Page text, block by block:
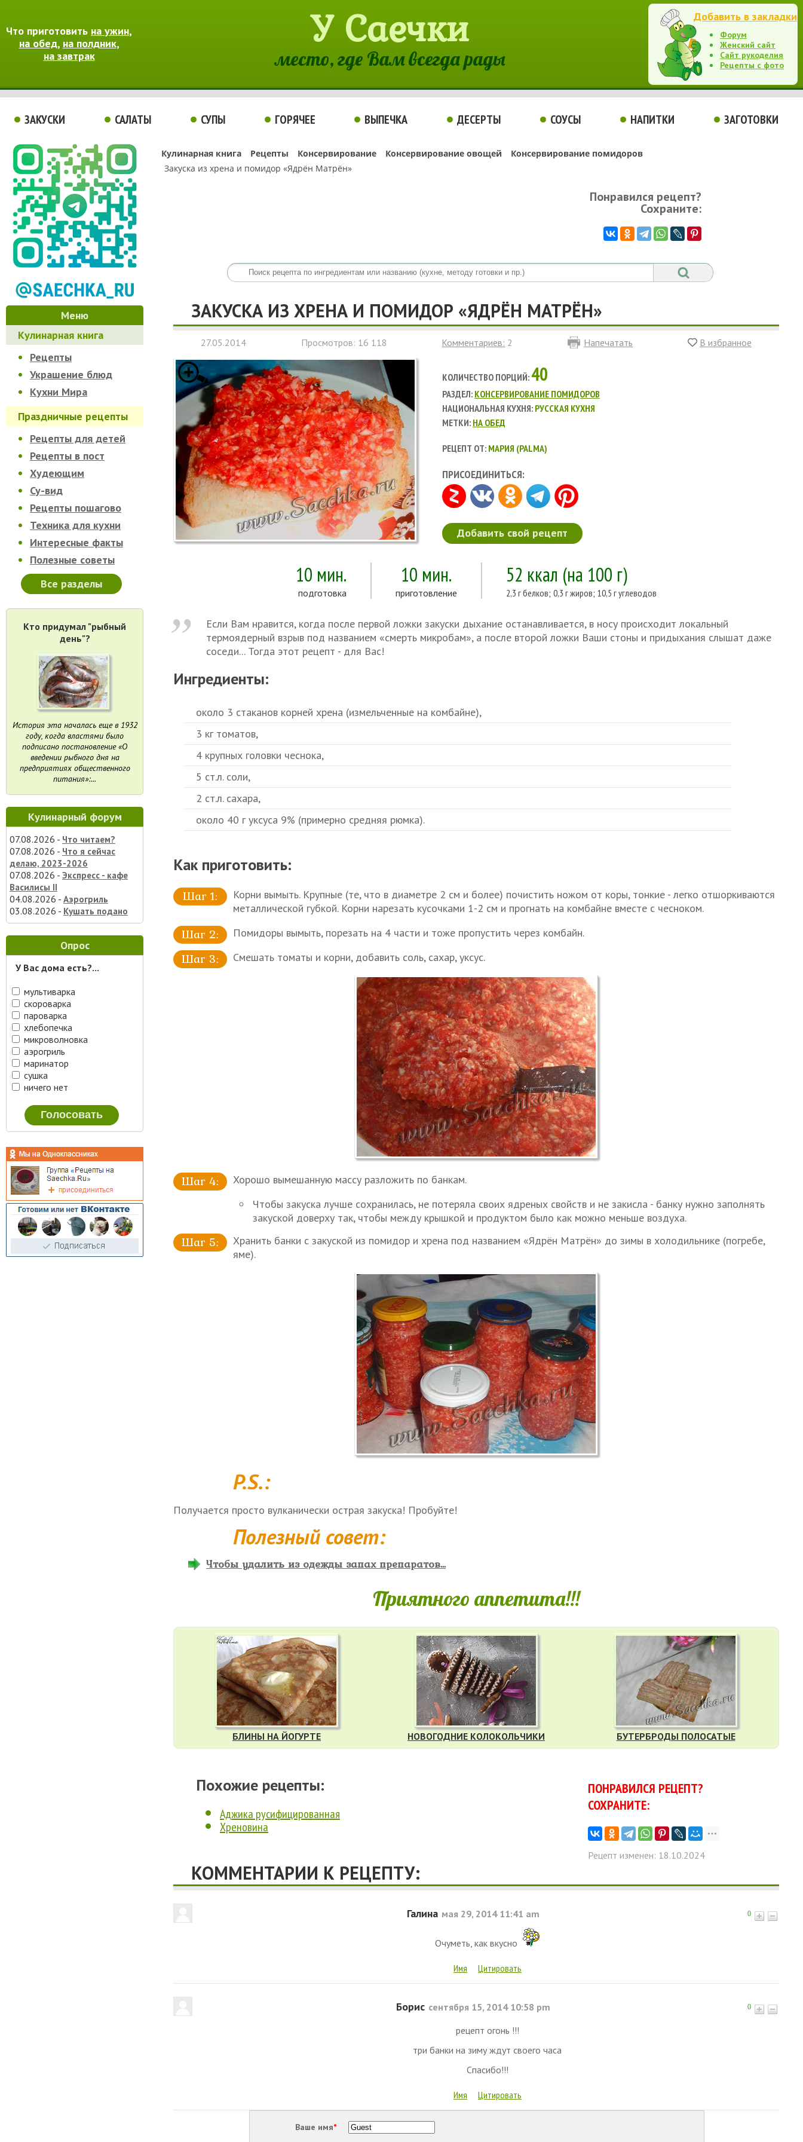
Что приготовить на ужин,
на обед, на полдник,
на завтрак
У Саечки
место, где Вам всегда рады
Добавить в закладки
Форум
Женский сайт
Сайт рукоделия
Рецепты с фото
ЗАКУСКИ САЛАТЫ СУПЫ ГОРЯЧЕЕ ВЫПЕЧКА ДЕСЕРТЫ СОУСЫ НАПИТКИ ЗАГОТОВКИ
Меню
Кулинарная книга
Рецепты
Украшение блюд
Кухни Мира
Праздничные рецепты
Рецепты для детей
Рецепты в пост
Худеющим
Су-вид
Рецепты пошагово
Техника для кухни
Интересные факты
Полезные советы
Все разделы
Кто придумал "рыбный
день"?
История эта началась еще в 1932
году, когда властями было
подписано постановление «О
введении рыбного дня на
предприятиях общественного
питания»:...
Кулинарный форум
07.08.2026 - Что читаем?
07.08.2026 - Что я сейчас
делаю, 2023-2026
07.08.2026 - Экспресс - кафе
Василисы II
04.08.2026 - Аэрогриль
03.08.2026 - Кушать подано
Опрос
У Вас дома есть?...
мультиварка
скороварка
пароварка
хлебопечка
микроволновка
аэрогриль
маринатор
сушка
ничего нет
Кулинарная книга Рецепты Консервирование Консервирование овощей
Консервирование помидоров
Закуска из хрена и помидор «Ядрён Матрён»
Понравился рецепт?
Сохраните:
ЗАКУСКА ИЗ ХРЕНА И ПОМИДОР «ЯДРЁН МАТРЁН»
27.05.2014 Просмотров: 16 118 Комментариев: 2 Напечатать В избранное
КОЛИЧЕСТВО ПОРЦИЙ: 40
РАЗДЕЛ: КОНСЕРВИРОВАНИЕ ПОМИДОРОВ
НАЦИОНАЛЬНАЯ КУХНЯ: РУССКАЯ КУХНЯ
МЕТКИ: НА ОБЕД
РЕЦЕПТ ОТ: МАРИЯ (PALMA)
ПРИСОЕДИНИТЬСЯ:
Добавить свой рецепт
10 мин.
подготовка
10 мин.
приготовление
52 ккал (на 100 г)
2,3 г белков; 0,3 г жиров; 10,5 г углеводов
Если Вам нравится, когда после первой ложки закуски дыхание останавливается, в носу происходит локальный
термоядерный взрыв под названием «смерть микробам», а после второй ложки Ваши стоны и придыхания слышат даже
соседи... Тогда этот рецепт - для Вас!
Ингредиенты:
около 3 стаканов корней хрена (измельченные на комбайне),
3 кг томатов,
4 крупных головки чеснока,
5 ст.л. соли,
2 ст.л. сахара,
около 40 г уксуса 9% (примерно средняя рюмка).
Как приготовить:
Корни вымыть. Крупные (те, что в диаметре 2 см и более) почистить ножом от коры, тонкие - легко отшоркиваются
металлической губкой. Корни нарезать кусочками 1-2 см и прогнать на комбайне вместе с чесноком.
Помидоры вымыть, порезать на 4 части и тоже пропустить через комбайн.
Смешать томаты и корни, добавить соль, сахар, уксус.
Хорошо вымешанную массу разложить по банкам.
Чтобы закуска лучше сохранилась, не потеряла своих ядреных свойств и не закисла - банку нужно заполнять
закуской доверху так, чтобы между крышкой и продуктом было как можно меньше воздуха.
Хранить банки с закуской из помидор и хрена под названием «Ядрён Матрён» до зимы в холодильнике (погребе,
яме).
P.S.:
Получается просто вулканически острая закуска! Пробуйте!
Полезный совет:
Чтобы удалить из одежды запах препаратов...
Приятного аппетита!!!
БЛИНЫ НА ЙОГУРТЕ НОВОГОДНИЕ КОЛОКОЛЬЧИКИ БУТЕРБРОДЫ ПОЛОСАТЫЕ
Похожие рецепты:
Аджика русифицированная
Хреновина
ПОНРАВИЛСЯ РЕЦЕПТ?
СОХРАНИТЕ:
Рецепт изменен: 18.10.2024
КОММЕНТАРИИ К РЕЦЕПТУ:
0
Галина мая 29, 2014 11:41 am
Очуметь, как вкусно
Имя Цитировать
0
Борис сентября 15, 2014 10:58 pm
рецепт огонь !!!
три банки на зиму ждут своего часа
Спасибо!!!
Имя Цитировать
Ваше имя*